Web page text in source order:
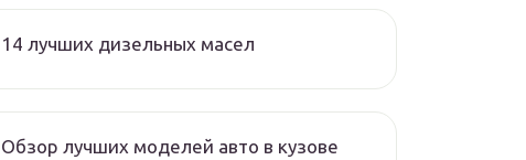
14 лучших дизельных масел
Обзор лучших моделей авто в кузове